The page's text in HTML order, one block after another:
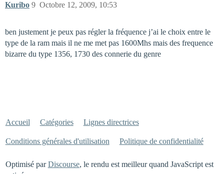
Kuribo Octobre 12, 2009, 10:53
9
ben justement je peux pas régler la fréquence j’ai le choix entre le
type de la ram mais il ne me met pas 1600Mhs mais des frequence
bizarre du type 1356, 1730 des connerie du genre
Accueil Catégories Lignes directrices
Conditions générales d'utilisation Politique de confidentialité
Optimisé parDiscourse, le rendu est meilleur quand JavaScript est